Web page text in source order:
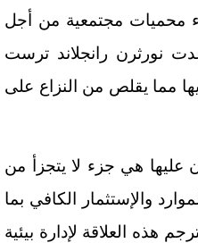
محميات مجتمعية من أجل
نورثرن رانجلاند ترست
مما يقلص من النزاع على
عليها هي جزء لا يتجزأ من
والإستثمار الكافي بما
هذه العلاقة لإدارة بيئية